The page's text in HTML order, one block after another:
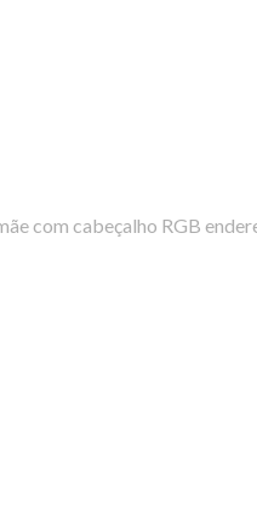
com cabeçalho RGB